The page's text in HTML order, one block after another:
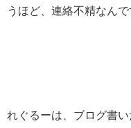
うほど、連絡不精なんで
れぐるーは、ブログ書